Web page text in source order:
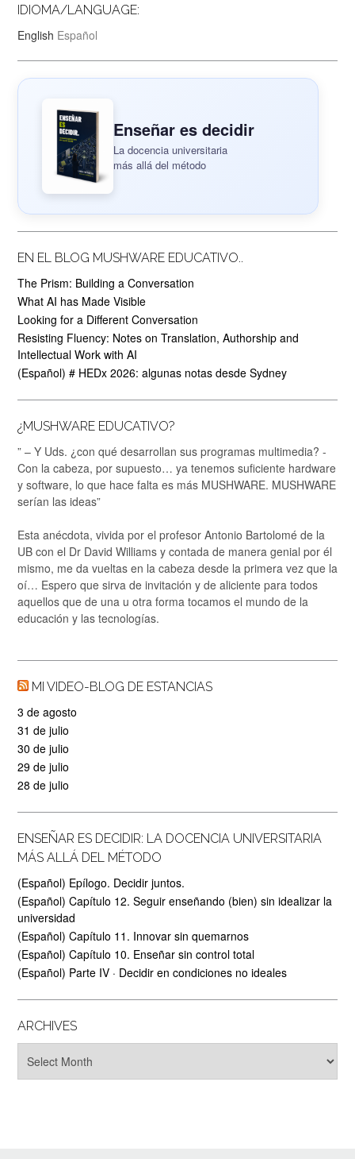
IDIOMA/LANGUAGE:
English Español
Enseñar es decidir
La docencia universitaria
más allá del método
EN EL BLOG MUSHWARE EDUCATIVO..
The Prism: Building a Conversation
What AI has Made Visible
Looking for a Different Conversation
Resisting Fluency: Notes on Translation, Authorship and
Intellectual Work with AI
(Español) # HEDx 2026: algunas notas desde Sydney
¿MUSHWARE EDUCATIVO?
” – Y Uds. ¿con qué desarrollan sus programas multimedia? -
Con la cabeza, por supuesto… ya tenemos suficiente hardware
y software, lo que hace falta es más MUSHWARE. MUSHWARE
serían las ideas”
Esta anécdota, vivida por el profesor Antonio Bartolomé de la
UB con el Dr David Williams y contada de manera genial por él
mismo, me da vueltas en la cabeza desde la primera vez que la
oí… Espero que sirva de invitación y de aliciente para todos
aquellos que de una u otra forma tocamos el mundo de la
educación y las tecnologías.
MI VIDEO-BLOG DE ESTANCIAS
3 de agosto
31 de julio
30 de julio
29 de julio
28 de julio
ENSEÑAR ES DECIDIR: LA DOCENCIA UNIVERSITARIA
MÁS ALLÁ DEL MÉTODO
(Español) Epílogo. Decidir juntos.
(Español) Capítulo 12. Seguir enseñando (bien) sin idealizar la
universidad
(Español) Capítulo 11. Innovar sin quemarnos
(Español) Capítulo 10. Enseñar sin control total
(Español) Parte IV · Decidir en condiciones no ideales
ARCHIVES